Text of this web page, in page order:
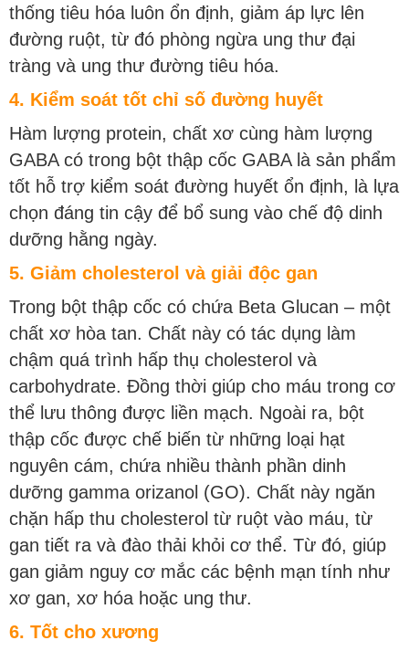
thống tiêu hóa luôn ổn định, giảm áp lực lên
đường ruột, từ đó phòng ngừa ung thư đại
tràng và ung thư đường tiêu hóa.
4. Kiểm soát tốt chỉ số đường huyết
Hàm lượng protein, chất xơ cùng hàm lượng
GABA có trong bột thập cốc GABA là sản phẩm
tốt hỗ trợ kiểm soát đường huyết ổn định, là lựa
chọn đáng tin cậy để bổ sung vào chế độ dinh
dưỡng hằng ngày.
5. Giảm cholesterol và giải độc gan
Trong bột thập cốc có chứa Beta Glucan – một
chất xơ hòa tan. Chất này có tác dụng làm
chậm quá trình hấp thụ cholesterol và
carbohydrate. Đồng thời giúp cho máu trong cơ
thể lưu thông được liền mạch. Ngoài ra, bột
thập cốc được chế biến từ những loại hạt
nguyên cám, chứa nhiều thành phần dinh
dưỡng gamma orizanol (GO). Chất này ngăn
chặn hấp thu cholesterol từ ruột vào máu, từ
gan tiết ra và đào thải khỏi cơ thể. Từ đó, giúp
gan giảm nguy cơ mắc các bệnh mạn tính như
xơ gan, xơ hóa hoặc ung thư.
6. Tốt cho xương